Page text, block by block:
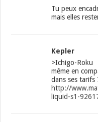
Tu peux
mais elles
Kepler
>Ichigo-Roku
même en
dans ses tarifs
http://
liquid-s1-